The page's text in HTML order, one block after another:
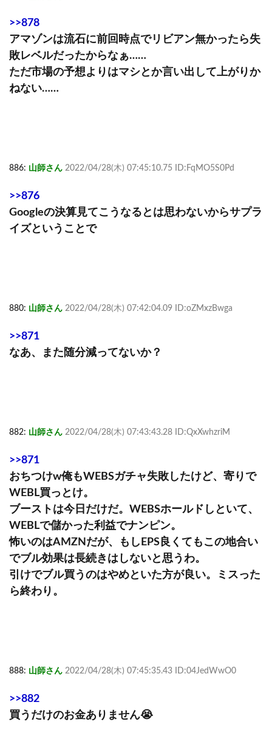
>>878
アマゾンは流石に前回時点でリビアン無かったら失
敗レベルだったからなぁ……
ただ市場の予想よりはマシとか言い出して上がりか
ねない……
886: 山師さん 2022/04/28(木) 07:45:10.75 ID:FqMO5S0Pd
>>876
Googleの決算見てこうなるとは思わないからサプラ
イズということで
880: 山師さん 2022/04/28(木) 07:42:04.09 ID:oZMxzBwga
>>871
なあ、また随分減ってないか？
882: 山師さん 2022/04/28(木) 07:43:43.28 ID:QxXwhzriM
>>871
おちつけw俺もWEBSガチャ失敗したけど、寄りで
WEBL買っとけ。
ブーストは今日だけだ。WEBSホールドしといて、
WEBLで儲かった利益でナンピン。
怖いのはAMZNだが、もしEPS良くてもこの地合い
でブル効果は長続きはしないと思うわ。
引けでブル買うのはやめといた方が良い。ミスった
ら終わり。
888: 山師さん 2022/04/28(木) 07:45:35.43 ID:04JedWwO0
>>882
買うだけのお金ありません😭